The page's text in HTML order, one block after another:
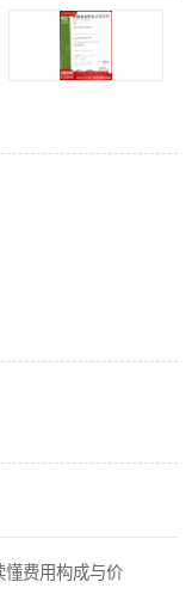
懂费用构成与价